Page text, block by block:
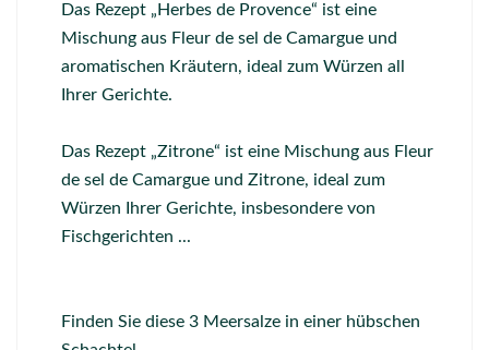
Das Rezept „Herbes de Provence“ ist eine
Mischung aus Fleur de sel de Camargue und
aromatischen Kräutern, ideal zum Würzen all
Ihrer Gerichte.
Das Rezept „Zitrone“ ist eine Mischung aus Fleur
de sel de Camargue und Zitrone, ideal zum
Würzen Ihrer Gerichte, insbesondere von
Fischgerichten ...
Finden Sie diese 3 Meersalze in einer hübschen